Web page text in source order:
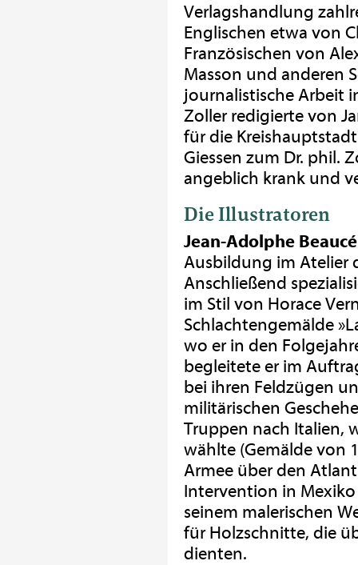
Verlagshandlung
Englischen etwa von
Französischen von
Masson und anderen
journalistische Arbeit
Zoller redigierte von
für die
Giessen zum Dr. phil.
angeblich krank und
Die Illustratoren
Jean-Adolphe Beaucé
Ausbildung im Atelier
Anschließend
im Stil von Horace
Schlachtengemälde
wo er in den
begleitete er im
bei ihren Feldzügen
militärischen
Truppen nach Italien,
wählte (Gemälde von
Armee über den
Intervention in
seinem malerischen
für Holzschnitte, die
dienten.